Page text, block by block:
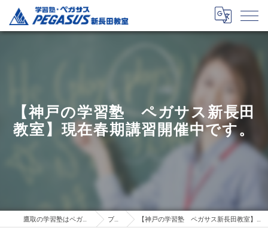
【神戸の学習塾 ペガサス新長田
教室】現在春期講習開催中です。
鷹取の学習塾はペガサス新長田教室 ブログ 【神戸の学習塾 ペガサス新長田教室】現在春期講習開催中です。